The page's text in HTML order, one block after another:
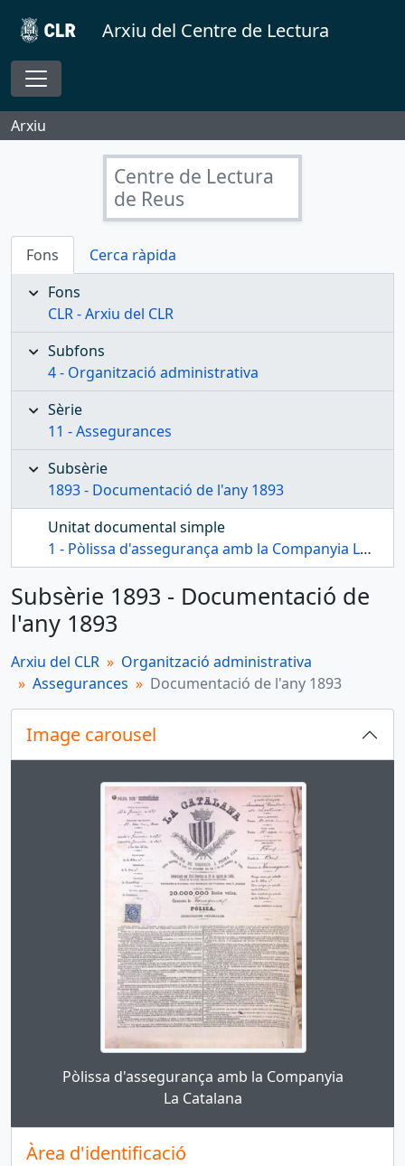
Skip to main content
Arxiu del Centre de Lectura
Toggle navigation
Arxiu
Centre de Lectura
de Reus
Fons
Cerca ràpida
Fons
CLR - Arxiu del CLR
Subfons
4 - Organització administrativa
Sèrie
11 - Assegurances
Subsèrie
1893 - Documentació de l'any 1893
Unitat documental simple
1 - Pòlissa d'assegurança amb la Companyia La Catalana
Subsèrie 1893 - Documentació de
l'any 1893
Arxiu del CLR
Organització administrativa
Assegurances
Documentació de l'any 1893
Image carousel
Changing the current slide of this carousel will
Clicking this description title link will open the
Pòlissa d'assegurança amb la Companyia
La Catalana
Àrea d'identificació